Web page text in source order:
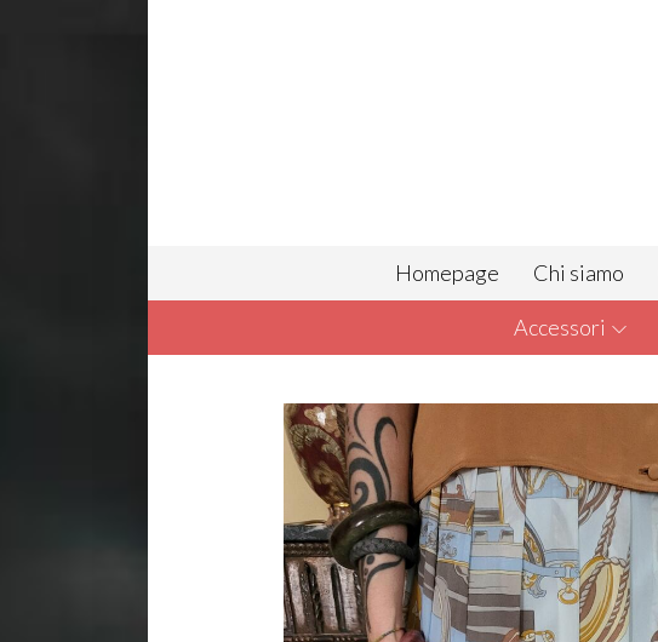
Homepage Chi siamo
Accessori